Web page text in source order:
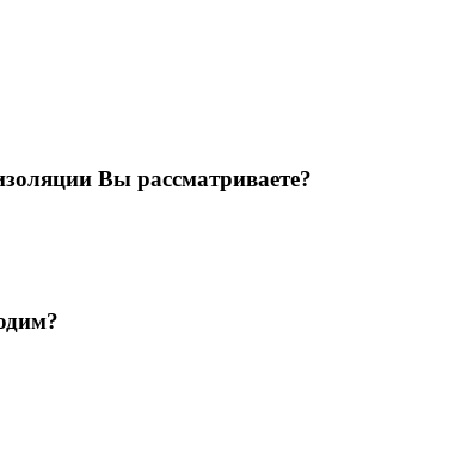
Вы рассматриваете?